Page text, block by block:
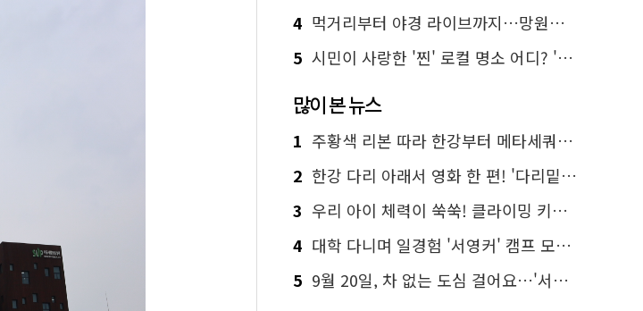
4 먹거리부터 야경 라이브까지…망원한강공원 알짜 코스
5 시민이 사랑한 '찐' 로컬 명소 어디? '서울에디션25' 추천 코스
많이 본 뉴스
1 주황색 리본 따라 한강부터 메타세쿼이아 숲길까지…서울둘레길 15코스
2 한강 다리 아래서 영화 한 편! '다리밑 영화관' 무료 상영
3 우리 아이 체력이 쑥쑥! 클라이밍 키즈카페·어린이 체력장
4 대학 다니며 일경험 '서영커' 캠프 모집…전액 무료
5 9월 20일, 차 없는 도심 걸어요…'서울 걷자 페스티벌' 선착순 5천명